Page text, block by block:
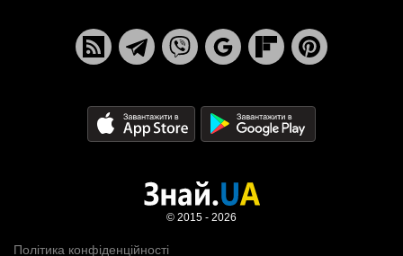
Політика конфіденційності
© 2015 - 2026